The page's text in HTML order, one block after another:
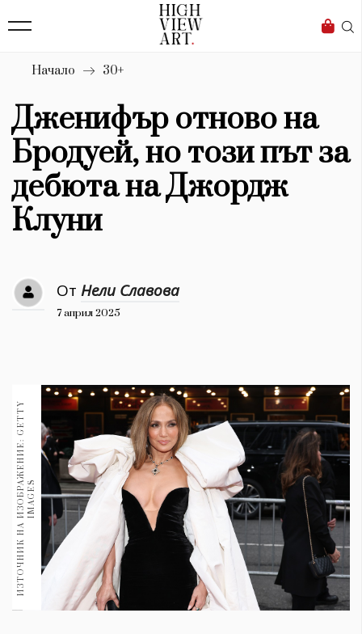
Бизнес
Мода
Dialogue
Изкуство
4340
Красота
777
Дизайн
1272
30+
Гурме 1710
Пътувай
Здраве 389
Gentlemen
Начало 30+
Дженифър отново на
Бродуей, но този път за
дебюта на Джордж
Клуни
От Нели Славова
7 април 2025
И
З
Т
О
Ч
Н
И
К
Н
А
И
З
О
Б
РА
Ж
Е
Н
И
Е
:
G
E
T
T
Y
I
M
A
G
ES